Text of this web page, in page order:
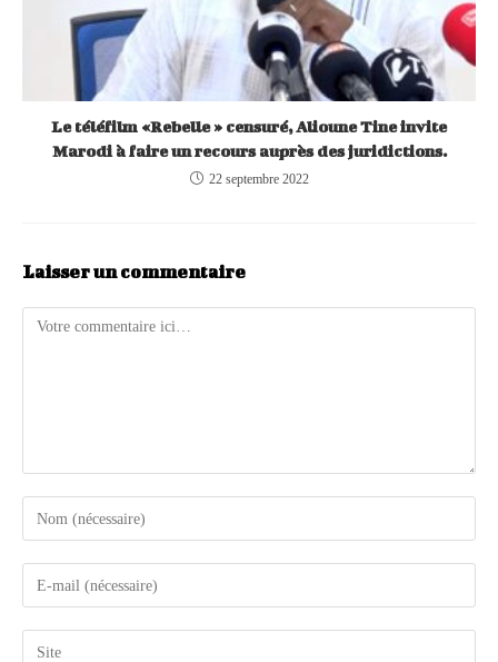
Le téléfilm «Rebelle » censuré, Alioune Tine invite
Marodi à faire un recours auprès des juridictions.
22 septembre 2022
Laisser un commentaire